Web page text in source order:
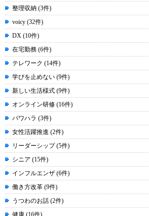
整理収納 (3件)
voicy (32件)
DX (10件)
在宅勤務 (6件)
テレワーク (14件)
学びを止めない (9件)
新しい生活様式 (9件)
オンライン研修 (16件)
パワハラ (3件)
女性活躍推進 (2件)
リーダーシップ (5件)
シニア (15件)
インフルエンザ (6件)
働き方改革 (9件)
うつわのお話 (2件)